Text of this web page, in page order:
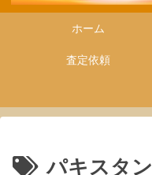
ホーム
査定依頼
パキスタン